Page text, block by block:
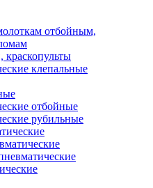
отбойным,
краскопульты
клепальные
отбойные
рубильные